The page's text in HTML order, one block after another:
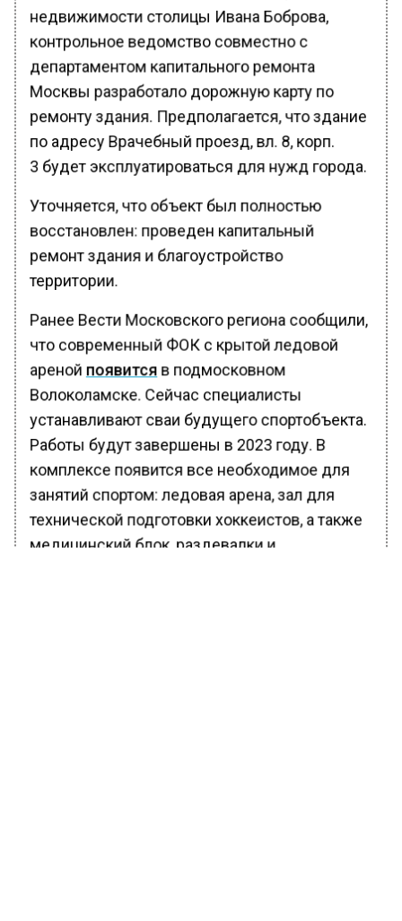
недвижимости столицы Ивана Боброва,
контрольное ведомство совместно с
департаментом капитального ремонта
Москвы разработало дорожную карту по
ремонту здания. Предполагается, что здание
по адресу Врачебный проезд, вл. 8, корп.
3 будет эксплуатироваться для нужд города.
Уточняется, что объект был полностью
восстановлен: проведен капитальный
ремонт здания и благоустройство
территории.
Ранее Вести Московского региона сообщили,
что современный ФОК с крытой ледовой
ареной появится в подмосковном
Волоколамске. Сейчас специалисты
устанавливают сваи будущего спортобъекта.
Работы будут завершены в 2023 году. В
комплексе появится все необходимое для
занятий спортом: ледовая арена, зал для
технической подготовки хоккеистов, а также
медицинский блок, раздевалки и